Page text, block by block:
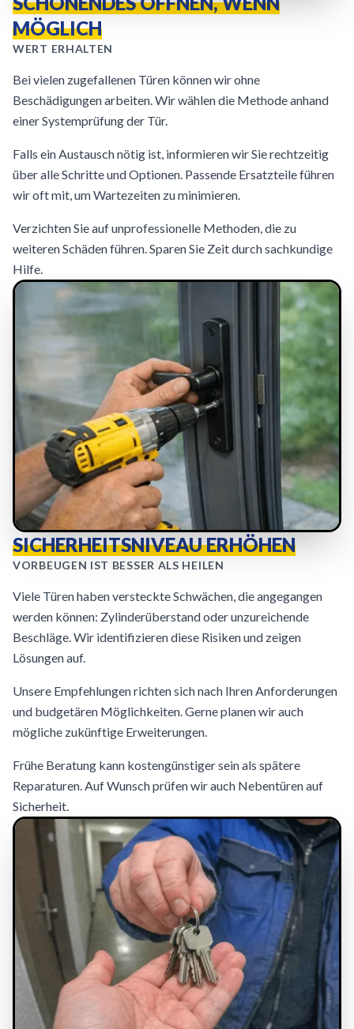
MÖGLICH
WERT ERHALTEN
Bei vielen zugefallenen Türen können wir ohne
Beschädigungen arbeiten. Wir wählen die Methode anhand
einer Systemprüfung der Tür.
Falls ein Austausch nötig ist, informieren wir Sie rechtzeitig
über alle Schritte und Optionen. Passende Ersatzteile führen
wir oft mit, um Wartezeiten zu minimieren.
Verzichten Sie auf unprofessionelle Methoden, die zu
weiteren Schäden führen. Sparen Sie Zeit durch sachkundige
Hilfe.
SICHERHEITSNIVEAU ERHÖHEN
VORBEUGEN IST BESSER ALS HEILEN
Viele Türen haben versteckte Schwächen, die angegangen
werden können: Zylinderüberstand oder unzureichende
Beschläge. Wir identifizieren diese Risiken und zeigen
Lösungen auf.
Unsere Empfehlungen richten sich nach Ihren Anforderungen
und budgetären Möglichkeiten. Gerne planen wir auch
mögliche zukünftige Erweiterungen.
Frühe Beratung kann kostengünstiger sein als spätere
Reparaturen. Auf Wunsch prüfen wir auch Nebentüren auf
Sicherheit.